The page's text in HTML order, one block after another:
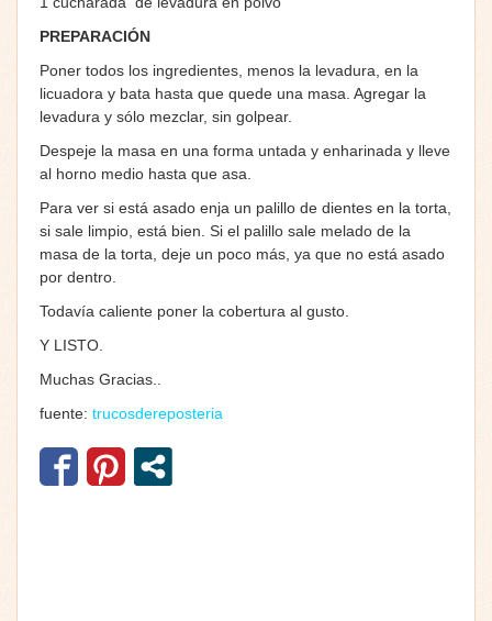
PREPARACIÓN
Poner todos los ingredientes, menos la levadura, en la
licuadora y bata hasta que quede una masa. Agregar la
levadura y sólo mezclar, sin golpear.
Despeje la masa en una forma untada y enharinada y lleve
al horno medio hasta que asa.
Para ver si está asado enja un palillo de dientes en la torta,
si sale limpio, está bien. Si el palillo sale melado de la
masa de la torta, deje un poco más, ya que no está asado
por dentro.
Todavía caliente poner la cobertura al gusto.
Y LISTO.
Muchas Gracias..
fuente: trucosdereposteria